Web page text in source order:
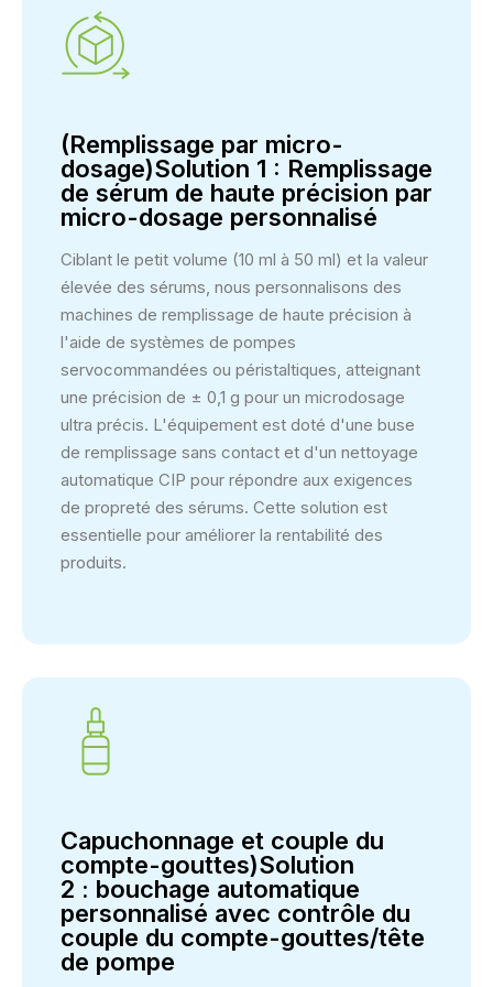
(Remplissage par micro-
dosage)Solution 1 : Remplissage
de sérum de haute précision par
micro-dosage personnalisé
Ciblant le petit volume (10 ml à 50 ml) et la valeur
élevée des sérums, nous personnalisons des
machines de remplissage de haute précision à
l'aide de systèmes de pompes
servocommandées ou péristaltiques, atteignant
une précision de ± 0,1 g pour un microdosage
ultra précis. L'équipement est doté d'une buse
de remplissage sans contact et d'un nettoyage
automatique CIP pour répondre aux exigences
de propreté des sérums. Cette solution est
essentielle pour améliorer la rentabilité des
produits.
Capuchonnage et couple du
compte-gouttes)Solution
2 : bouchage automatique
personnalisé avec contrôle du
couple du compte-gouttes/tête
de pompe